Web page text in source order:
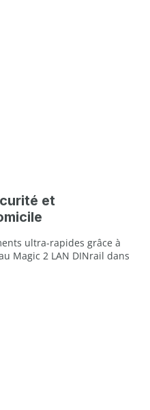
et
ultra-rapides grâce à
Magic 2 LAN DINrail dans